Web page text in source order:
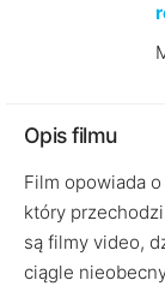
Opis filmu
Film opowiada
który
są filmy video,
ciągle